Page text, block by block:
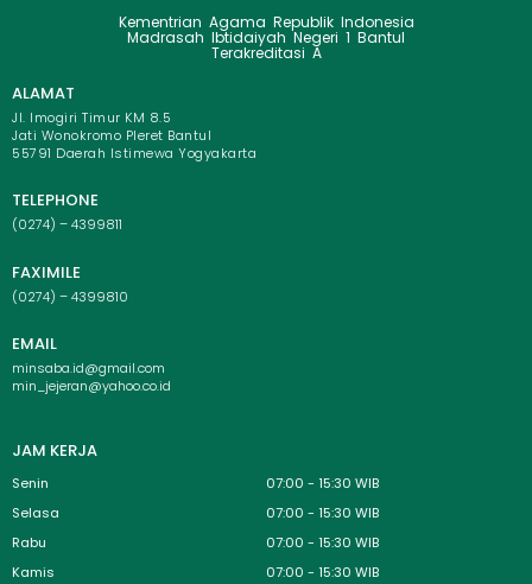
Kementrian Agama Republik Indonesia
Madrasah Ibtidaiyah Negeri 1 Bantul
Terakreditasi A
ALAMAT
Jl. Imogiri Timur KM 8.5
Jati Wonokromo Pleret Bantul
55791 Daerah Istimewa Yogyakarta
TELEPHONE
(0274) – 4399811
FAXIMILE
(0274) – 4399810
EMAIL
minsaba.id@gmail.com
min_jejeran@yahoo.co.id
JAM KERJA
Senin
07:00 - 15:30 WIB
Selasa
07:00 - 15:30 WIB
Rabu
07:00 - 15:30 WIB
Kamis
07:00 - 15:30 WIB